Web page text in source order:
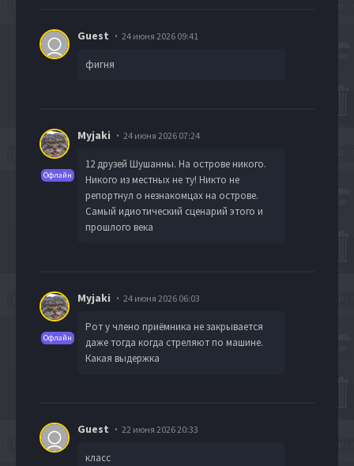
Guest 24 июня 2026 09:41
фигня
Офлайн
Myjaki 24 июня 2026 07:24
12 друзей Шушанны. На острове никого.
Никого из местных не ту! Никто не
репортнул о незнакомцах на острове.
Самый идиотический сценарий этого и
прошлого века
Офлайн
Myjaki 24 июня 2026 06:03
Рот у члено приёмника не закрывается
даже тогда когда стреляют по машине.
Какая выдержка
Guest 22 июня 2026 20:33
класс